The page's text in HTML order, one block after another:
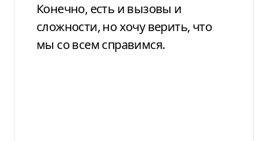
Конечно, есть и вызовы и
сложности, но хочу верить, что
мы со всем справимся.